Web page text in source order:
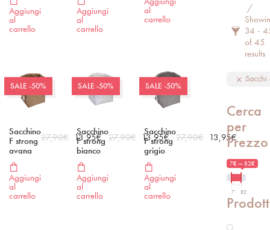
Aggiungi
al
carrello
Aggiungi
al
carrello
al
carrello
SALE -50%
Sacchino
F strong
avana
Aggiungi
al
carrello
27,90€ 13,95€
SALE -50%
Sacchino
F strong
bianco
Aggiungi
al
carrello
27,90€ 13,95€
SALE -50%
Sacchino
F strong
grigio
Aggiungi
al
carrello
27,90€ 13,95€
Filter
34 -
of 45
results
Sacchi
Cerca
per
Prezzo
7€ — 82€
7 82